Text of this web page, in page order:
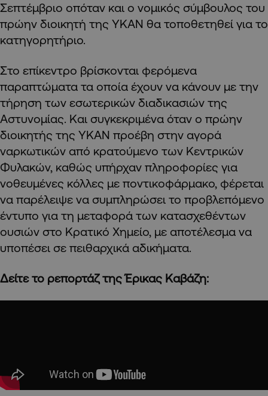
Σεπτέμβριο οπόταν και ο νομικός σύμβουλος του
πρώην διοικητή της ΥΚΑΝ θα τοποθετηθεί για το
κατηγορητήριο.
Στο επίκεντρο βρίσκονται φερόμενα
παραπτώματα τα οποία έχουν να κάνουν με την
τήρηση των εσωτερικών διαδικασιών της
Αστυνομίας. Και συγκεκριμένα όταν ο πρώην
διοικητής της ΥΚΑΝ προέβη στην αγορά
ναρκωτικών από κρατούμενο των Κεντρικών
Φυλακών, καθώς υπήρχαν πληροφορίες για
νοθευμένες κόλλες με ποντικοφάρμακο, φέρεται
να παρέλειψε να συμπληρώσει το προβλεπόμενο
έντυπο για τη μεταφορά των κατασχεθέντων
ουσιών στο Κρατικό Χημείο, με αποτέλεσμα να
υποπέσει σε πειθαρχικά αδικήματα.
Δείτε το ρεπορτάζ της Έρικας Καβάζη: